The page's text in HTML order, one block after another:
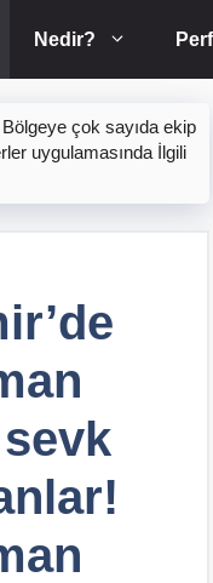
Nedir?
Bölgeye çok sayıda ekip
uygulamasında İlgili